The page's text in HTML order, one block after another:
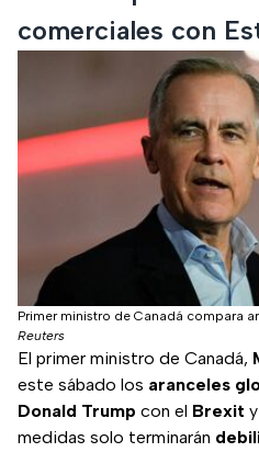
comerciales con
Primer ministro de Canadá compara
Reuters
El primer ministro de Canadá,
este sábado los aranceles
Donald Trump con el Brexit
medidas solo terminarán